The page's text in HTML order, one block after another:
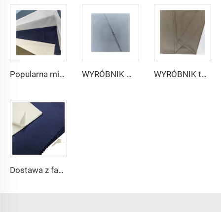
Popularna mikrofibrowa tkanina arabskiego thobe dla mężczyzn z wirującego poliestru tkanina toyobo koszula arabski thobe WYRÓBNIK mikrofibrowej tkaniny dla mężczyzn z wirującego poliestru tkanina toyobo koszula arabski thobe WYRÓBNIK tkaniny arabskiego thobe dla mężczyzn z wirującego poliestru tkanina toyobo koszula arabski thobe
Dostawa z fabryki 65% poliestru 35% bawełny na podszewkę dżinsów w kolorze jednolitym TC TWILL Farbowany materiał na kieszenie do odzieży roboczej